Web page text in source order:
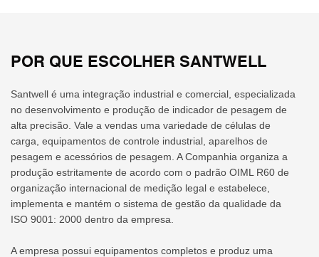
POR QUE ESCOLHER SANTWELL
Santwell é uma integração industrial e comercial, especializada
no desenvolvimento e produção de indicador de pesagem de
alta precisão. Vale a vendas uma variedade de células de
carga, equipamentos de controle industrial, aparelhos de
pesagem e acessórios de pesagem. A Companhia organiza a
produção estritamente de acordo com o padrão OIML R60 de
organização internacional de medição legal e estabelece,
implementa e mantém o sistema de gestão da qualidade da
ISO 9001: 2000 dentro da empresa.
A empresa possui equipamentos completos e produz uma